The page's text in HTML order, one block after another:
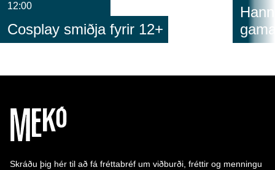
12:00
Cosplay smiðja fyrir 12+
Skráðu þig hér til að fá fréttabréf um viðburði, fréttir og menningu